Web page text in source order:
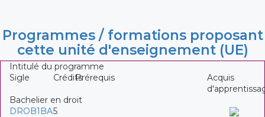
Programmes / formations proposant
cette unité d'enseignement (UE)
Intitulé du programme
Sigle
CréditsPrérequis
Acquis
Bachelier en droit
DROB1BA5